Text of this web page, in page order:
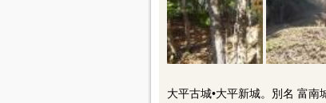
大平古城•大平新城。別名 富